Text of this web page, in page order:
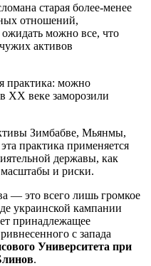
старая более-менее
отношений,
можно все, что
активов
практика: можно
XX веке заморозили
Зимбабве, Мьянмы,
практика применяется
державы, как
и риски.
— это всего лишь громкое
украинской кампании
принадлежащее
с запада
Университета при
.